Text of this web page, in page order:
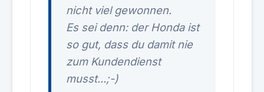
nicht viel gewonnen.
Es sei denn: der Honda ist
so gut, dass du damit nie
zum Kundendienst
musst...;-)